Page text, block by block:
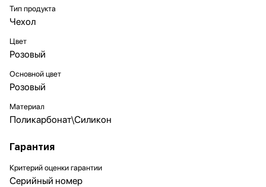
Тип продукта
Чехол
Цвет
Розовый
Основной цвет
Розовый
Материал
Поликарбонат\Силикон
Гарантия
Критерий оценки гарантии
Серийный номер